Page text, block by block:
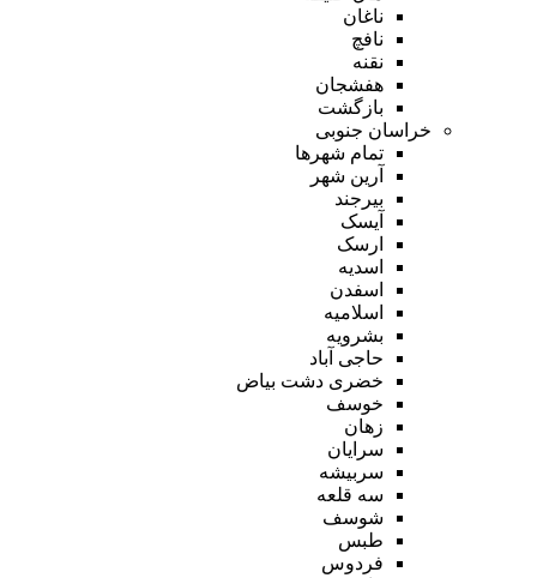
ناغان
نافچ
نقنه
هفشجان
بازگشت
خراسان جنوبی
تمام شهر‌ها
آرین شهر
بیرجند
آیسک
ارسک
اسدیه
اسفدن
اسلامیه
بشرویه
حاجی آباد
خضری دشت بیاض
خوسف
زهان
سرایان
سربیشه
سه قلعه
شوسف
طبس
فردوس